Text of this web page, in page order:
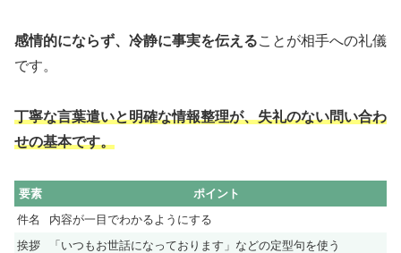
感情的にならず、冷静に事実を伝えることが相手への礼儀
です。
丁寧な言葉遣いと明確な情報整理が、失礼のない問い合わ
せの基本です。
要素
ポイント
件名
内容が一目でわかるようにする
挨拶
「いつもお世話になっております」などの定型句を使う